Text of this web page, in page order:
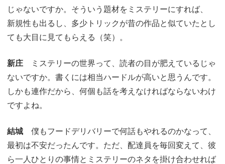
じゃないですか。そういう題材をミステリーにすれば、
新規性も出るし、多少トリックが昔の作品と似ていたとし
ても大目に見てもらえる（笑）。
新庄 ミステリーの世界って、読者の目が肥えているじゃ
ないですか。書くには相当ハードルが高いと思うんです。
しかも連作だから、何個も話を考えなければならないわけ
ですよね。
結城 僕もフードデリバリーで何話もやれるのかなって、
最初は不安だったんです。ただ、配達員を毎回変えて、彼
ら一人ひとりの事情とミステリーのネタを掛け合わせれば